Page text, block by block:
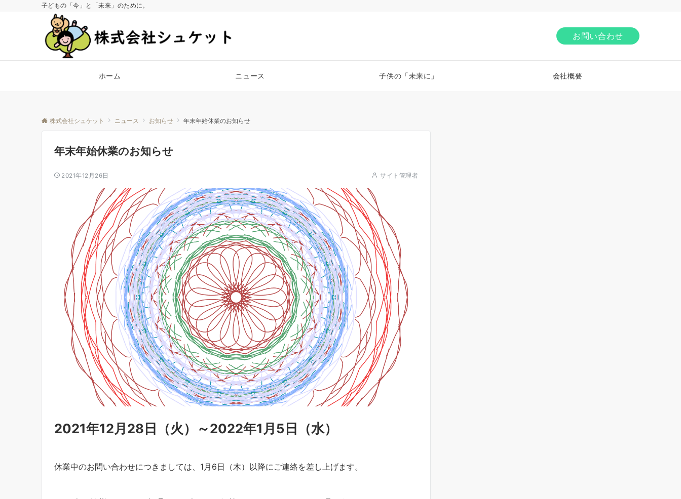
子どもの「今」と「未来」のために。
お問い合わせ
ホーム ニュース 子供の「未来に」 会社概要
株式会社シュケット ニュース お知らせ 年末年始休業のお知らせ
年末年始休業のお知らせ
2021年12月26日 サイト管理者
2021年12月28日（火）～2022年1月5日（水）
休業中のお問い合わせにつきましては、1月6日（木）以降にご連絡を差し上げます。